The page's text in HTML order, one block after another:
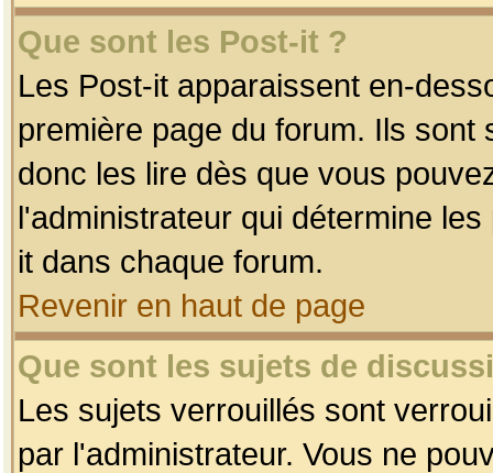
Que sont les Post-it ?
Les Post-it apparaissent en-
première page du forum. Ils
donc les lire dès que vous
l'administrateur qui détermine
it dans chaque forum.
Revenir en haut de page
Que sont les sujets de
Les sujets verrouillés sont
par l'administrateur. Vous ne